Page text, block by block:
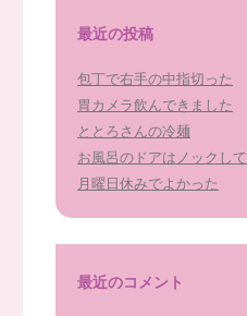
最近の投稿
包丁で右手の中指切った
胃カメラ飲んできました
ととろさんの冷麺
お風呂のドアはノックして
月曜日休みでよかった
最近のコメント